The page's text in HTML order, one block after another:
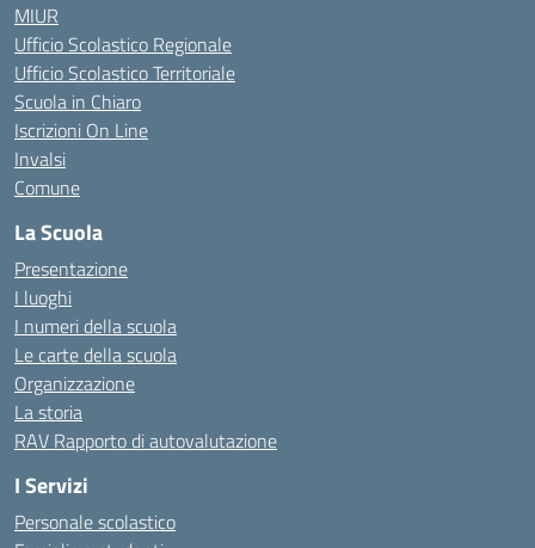
MIUR
Ufficio Scolastico Regionale
Ufficio Scolastico Territoriale
Scuola in Chiaro
Iscrizioni On Line
Invalsi
Comune
La Scuola
Presentazione
I luoghi
I numeri della scuola
Le carte della scuola
Organizzazione
La storia
RAV Rapporto di autovalutazione
I Servizi
Personale scolastico